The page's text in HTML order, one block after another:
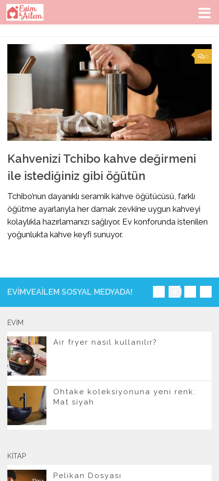
Skip to content
0
Kahvenizi Tchibo kahve değirmeni
ile istediğiniz gibi öğütün
Tchibo’nun dayanıklı seramik kahve öğütücüsü, farklı
öğütme ayarlarıyla her damak zevkine uygun kahveyi
kolaylıkla hazırlamanızı sağlıyor. Ev konforunda istenilen
yoğunlukta kahve keyfi sunuyor.
EVIMVEAILEM SOSYAL MEDYADA!
EVIM
Air fryer nasıl kullanılır?
Ohtake koleksiyonuna yeni renk:
Mat siyah
KITAP
Pelikan Dosyası